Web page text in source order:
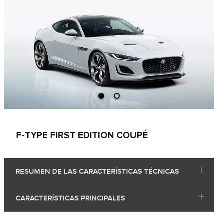
F‑TYPE FIRST EDITION COUPÉ
RESUMEN DE LAS CARACTERÍSTICAS TÉCNICAS
CARACTERÍSTICAS PRINCIPALES